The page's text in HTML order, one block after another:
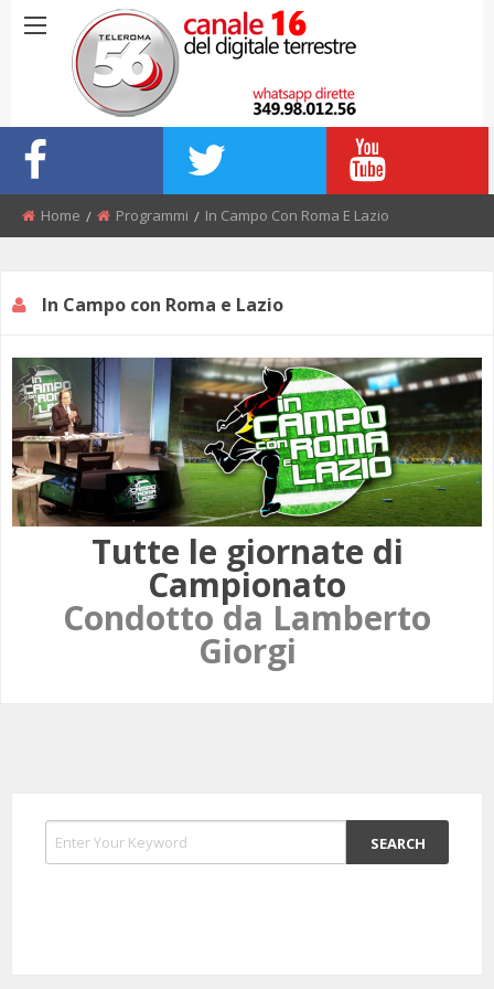
Home Programmi In Campo Con Roma E Lazio
In Campo con Roma e Lazio
Tutte le giornate di
Campionato
Condotto da Lamberto
Giorgi